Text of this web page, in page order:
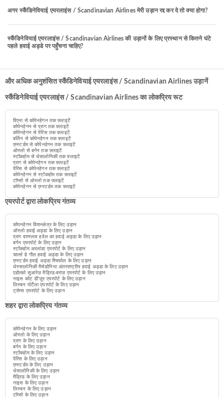
अगर स्कैंडिनेवियाई एयरलाइंस / Scandinavian Airlines मेरी उड़ान रद्द कर दे तो क्या होगा?
स्कैंडिनेवियाई एयरलाइंस / Scandinavian Airlines की उड़ानों के लिए प्रस्थान से कितने घंटे
पहले हवाई अड्डे पर पहुँचना चाहिए?
और अधिक अनुशंसित स्कैंडिनेवियाई एयरलाइंस / Scandinavian Airlines उड़ानें
स्कैंडिनेवियाई एयरलाइंस / Scandinavian Airlines का लोकप्रिय रूट
विएना से कोपेनहेगन तक फ़्लाइटें
कोपेनहेगन से प्राग तक फ़्लाइटें
कोपेनहेगन से पेरिस तक फ़्लाइटें
बर्लिन से कोपेनहेगन तक फ़्लाइटें
एम्स्टर्डम से कोपेनहेगन तक फ़्लाइटें
ओस्लो से बर्गन तक फ़्लाइटें
स्टॉकहोम से थेसालोनिकी तक फ़्लाइटें
प्राग से कोपेनहेगन तक फ़्लाइटें
पेरिस से कोपेनहेगन तक फ़्लाइटें
कोपेनहेगन से स्टॉकहोम तक फ़्लाइटें
टॉम्सो से ओस्लो तक फ़्लाइटें
कोपेनहेगन से एम्स्टर्डम तक फ़्लाइटें
एयरपोर्ट द्वारा लोकप्रिय गंतव्य
कोपनहेगन विमानक्षेत्र के लिए उड़ान
ओस्लो हवाई अड्डा के लिए उड़ान
प्राग वात्स्लाव हवेल का हवाई अड्डा के लिए उड़ान
बर्गन एयरपोर्ट के लिए उड़ान
स्टॉकहोम अरलांडा एयरपोर्ट के लिए उड़ान
चार्ल्स डे गौल हवाई अड्डा के लिए उड़ान
एम्स्टर्डम हवाई अड्डा श्चिफोल के लिए उड़ान
थेस्सालोनिकी मैसेडोनिया अंतरराष्ट्रीय हवाई अड्डा के लिए उड़ान
एडोल्फ़ो सुआरेज़ मैड्रिड-बराज़ एयरपोर्ट के लिए उड़ान
नाइस कोट डी'ज़ूर एयरपोर्ट के लिए उड़ान
लिस्बन पोर्टेला एयरपोर्ट के लिए उड़ान
ट्रोम्स एयरपोर्ट के लिए उड़ान
शहर द्वारा लोकप्रिय गंतव्य
कोपेनहेगन के लिए उड़ान
ओस्लो के लिए उड़ान
प्राग के लिए उड़ान
बर्गन के लिए उड़ान
स्टॉकहोम के लिए उड़ान
पेरिस के लिए उड़ान
एम्स्टर्डम के लिए उड़ान
थेसालोनिकी के लिए उड़ान
मैड्रिड के लिए उड़ान
नाइस के लिए उड़ान
लिस्बन के लिए उड़ान
टॉम्सो के लिए उड़ान